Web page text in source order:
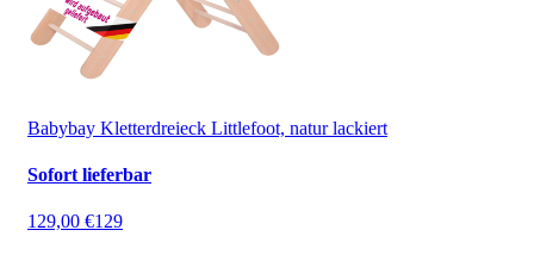
Babybay Kletterdreieck Littlefoot, natur lackiert
Sofort lieferbar
129,00 €129